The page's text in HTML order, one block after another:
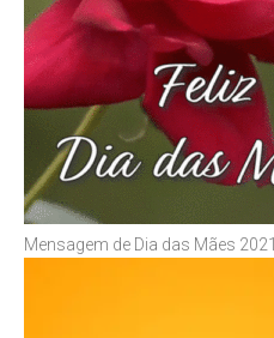
Mensagem de Dia das Mães 2021